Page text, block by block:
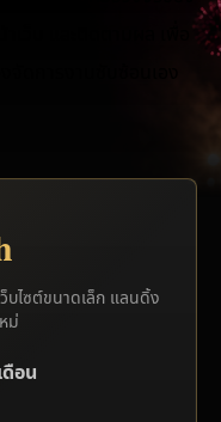
บไซต์ขนาดเล็ก แลนดิ้ง
ม่
อน